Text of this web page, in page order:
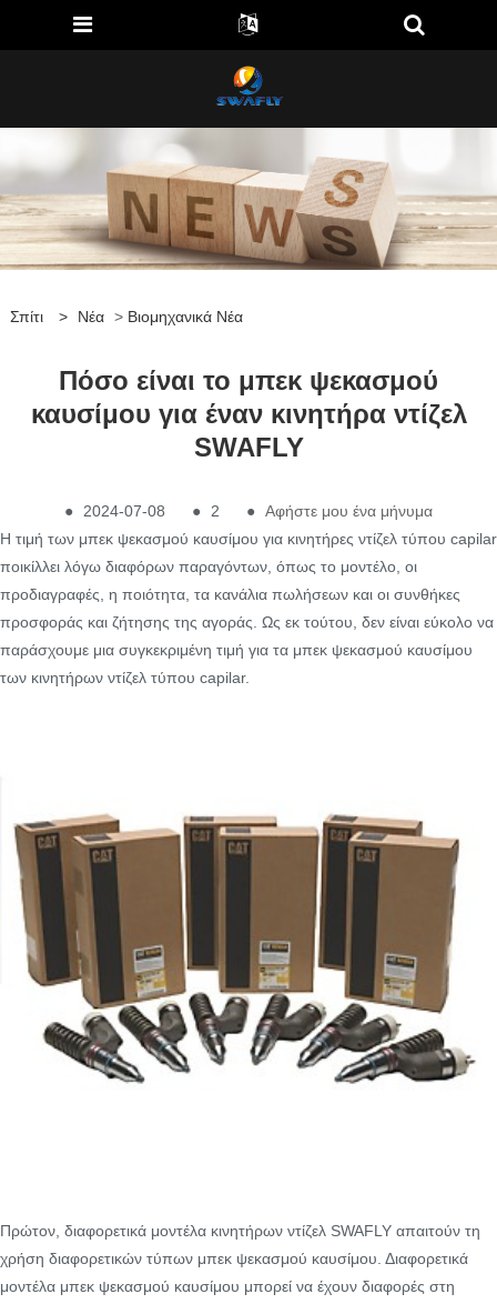
Σπίτι > Νέα > Βιομηχανικά Νέα
Πόσο είναι το μπεκ ψεκασμού
καυσίμου για έναν κινητήρα ντίζελ
SWAFLY
● 2024-07-08 ● 2 ● Αφήστε μου ένα μήνυμα
Η τιμή των μπεκ ψεκασμού καυσίμου για κινητήρες ντίζελ τύπου capilar
ποικίλλει λόγω διαφόρων παραγόντων, όπως το μοντέλο, οι
προδιαγραφές, η ποιότητα, τα κανάλια πωλήσεων και οι συνθήκες
προσφοράς και ζήτησης της αγοράς. Ως εκ τούτου, δεν είναι εύκολο να
παράσχουμε μια συγκεκριμένη τιμή για τα μπεκ ψεκασμού καυσίμου
των κινητήρων ντίζελ τύπου capilar.
Πρώτον, διαφορετικά μοντέλα κινητήρων ντίζελ SWAFLY απαιτούν τη
χρήση διαφορετικών τύπων μπεκ ψεκασμού καυσίμου. Διαφορετικά
μοντέλα μπεκ ψεκασμού καυσίμου μπορεί να έχουν διαφορές στη